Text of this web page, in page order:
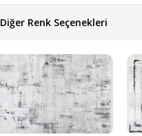
Diğer Renk Seçenekleri